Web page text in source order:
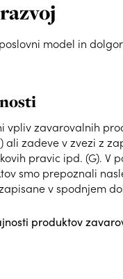
model in
vpliv zavarovalnih
ali zadeve v zvezi z
pravic ipd. (G). V
smo prepoznali
v spodnjem
produktov